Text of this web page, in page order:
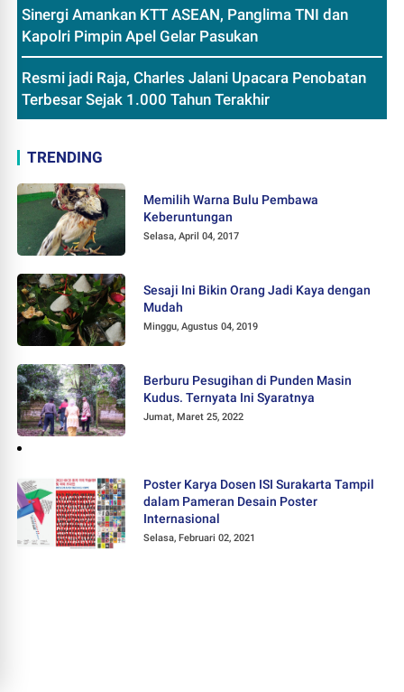
Sinergi Amankan KTT ASEAN, Panglima TNI dan
Kapolri Pimpin Apel Gelar Pasukan
Resmi jadi Raja, Charles Jalani Upacara Penobatan
Terbesar Sejak 1.000 Tahun Terakhir
TRENDING
Memilih Warna Bulu Pembawa
Keberuntungan
Selasa, April 04, 2017
Sesaji Ini Bikin Orang Jadi Kaya dengan
Mudah
Minggu, Agustus 04, 2019
Berburu Pesugihan di Punden Masin
Kudus. Ternyata Ini Syaratnya
Jumat, Maret 25, 2022
Poster Karya Dosen ISI Surakarta Tampil
dalam Pameran Desain Poster
Internasional
Selasa, Februari 02, 2021